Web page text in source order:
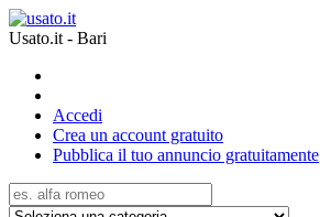
Usato.it - Bari
Accedi
Crea un account gratuito
Pubblica il tuo annuncio gratuitamente